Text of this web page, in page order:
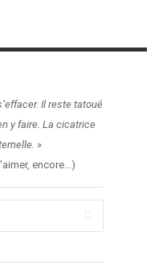
Il reste tatoué
y faire. La cicatrice
»
encore...)